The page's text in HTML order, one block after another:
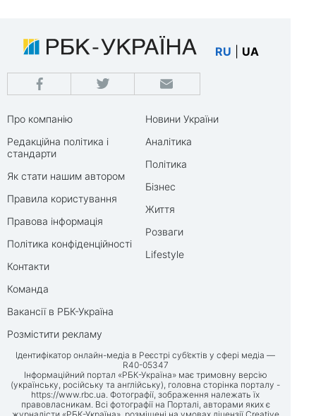
RU UA
Про компанію
Редакційна політика і
стандарти
Як стати нашим автором
Правила користування
Правова інформація
Політика конфіденційності
Контакти
Команда
Вакансії в РБК-Україна
Розмістити рекламу
Новини України
Аналітика
Політика
Бізнес
Життя
Розваги
Lifestyle
Ідентифікатор онлайн-медіа в Реєстрі суб’єктів у сфері медіа —
R40-05347
Інформаційний портал «РБК-Україна» має тримовну версію
(українську, російську та англійську), головна сторінка порталу -
https://www.rbc.ua. Фотографії, зображення належать їх
правовласникам. Всі фотографії на Порталі, авторами яких є